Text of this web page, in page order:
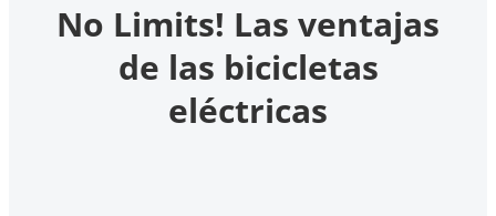
No Limits! Las ventajas
de las bicicletas
eléctricas